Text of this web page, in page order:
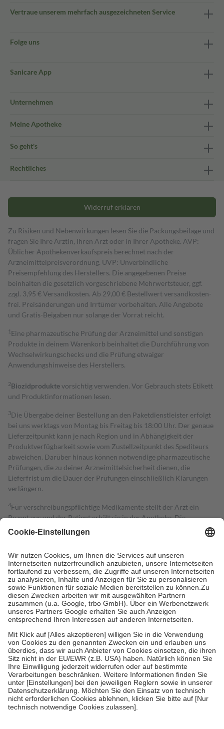
Vertraue unserem mehrfach ausgezeichneten Service
Folge uns
Sanicare App
Unternehmen
Meine Apotheke
So geht's
Rechtliches
Widerruf erklären
Zu Risiken und Nebenwirkungen lesen Sie die Packungsbeilage und
fragen Sie Ihre Ärztin, Ihren Arzt oder in Ihrer Apotheke. AVP:
Üblicher Apothekenverkaufspreis berechnet nach der
Arzneimittelpreisverordnung. UVP: Unverbindliche
Preisempfehlung des Herstellers. Die angegebenen Preise
beinhalten die gesetzlich vorgeschriebene Mehrwertsteuer, ggf.
zzgl. 3,95 € Versandkosten. Ab 29,00 € Bestell­wert versand­kosten­
frei. Preisänderungen und Irrtümer vorbehalten. Alle Angebote
und Gratis-Beigaben nur solange der Vorrat reicht.
1 Eine pharmazeutische Prüfung der Arzneimittel und sonstigen
Produkte in deinem Warenkorb beinhaltet die Durchführung von
Wechselwirkungschecks und die Prüfung etwaiger
Anwendungshinweise des Herstellers.
2Biozidproduktevorsichtig verwenden. Vor Gebrauch stets Etikett
und Produktinformationen lesen.
3Die Übergabe deiner Bestellung an den Paketdienstleister erfolgt
bei uns werktags von Montag bis Freitag bis 18:00 Uhr. Der genaue
Lieferzeitpunkt kann je nach Region und in Abhängigkeit der
Produktverfügbarkeit sowie vom Zustellzeitpunkt des Spediteurs
abweichen. Darüber hinaus können notwendige pharmazeutische
Prüfungen, die zu deiner Arzneimittelsicherheit dienen, die
Lieferfrist um die Dauer der Prüfungen einschließlich Klärungen
verlängern.
4Für verschreibungspflichtige Medikamente stellt der Arzt ein
Rezept aus und der Patient erhält sie in der Apotheke. Die
gesetzliche Krankenversicherung übernimmt in der Regel die
Kosten dafür, der Versicherte trägt einen Teil davon als Zuzahlung
Grundsätzlich leisten Mitglieder Zuzahlungen in Höhe von zehn
Prozent des Abgabepreises,mindestens jedochfünf Euround
höchstens zehn Euro.Es sind jedoch nie mehr als die tatsächlichen
Kosten der Leistung zu entrichten.
Diese Regeln gelten grundsätzlich auch für Online-Apotheken.
Bei Heilmitteln und häuslicher Krankenpflege beträgt die
Zuzahlung zehn Prozent der Kosten sowie zehn Euro je
Verordnung.
Um das Engagement der Versicherten für ihre eigene Gesundheit zu
stärken und die besondere Stellung der Familie zu unterstützen,
fallenkeine Zuzahlungenan bei:
• Kindern und Jugendlichen bis zum vollendeten 18. Lebensjahr
mit Ausnahme der Fahrkosten
• Untersuchungen zur Vorsorge und Früherkennung, die von der
GKV getragen werden